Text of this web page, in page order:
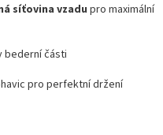
síťovina vzadu pro maximální
bederníčásti
pro perfektnídržení